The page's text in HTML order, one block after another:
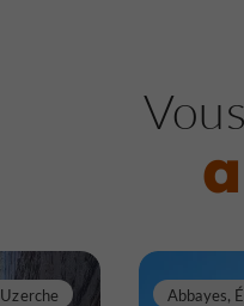
Uzerche